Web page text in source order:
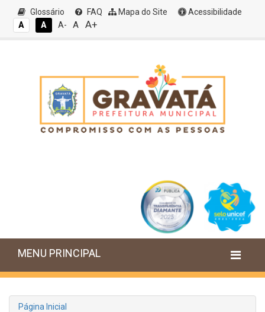
Glossário FAQ Mapa do Site
Acessibilidade
A
A A- A A+
MENU PRINCIPAL
Página Inicial